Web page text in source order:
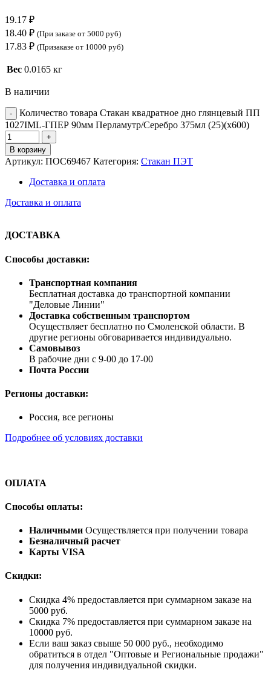
19.17 ₽
18.40 ₽ (При заказе от 5000 руб)
17.83 ₽ (Призаказе от 10000 руб)
Вес 0.0165 кг
В наличии
Количество товара Стакан квадратное дно глянцевый ПП
1027IML-ГПЕР 90мм Перламутр/Серебро 375мл (25)(х600)
В корзину
Артикул: ПОС69467 Категория: Стакан ПЭТ
Доставка и оплата
Доставка и оплата
ДОСТАВКА
Способы доставки:
Транспортная компания
Бесплатная доставка до транспортной компании
"Деловые Линии"
Доставка собственным транспортом
Осуществляет бесплатно по Смоленской области. В
другие регионы обговаривается индивидуально.
Самовывоз
В рабочие дни с 9-00 до 17-00
Почта России
Регионы доставки:
Россия, все регионы
Подробнее об условиях доставки
ОПЛАТА
Способы оплаты:
Наличными Осуществляется при получении товара
Безналичный расчет
Карты VISA
Скидки:
Скидка 4% предоставляется при суммарном заказе на
5000 руб.
Скидка 7% предоставляется при суммарном заказе на
10000 руб.
Если ваш заказ свыше 50 000 руб., необходимо
обратиться в отдел "Оптовые и Региональные продажи"
для получения индивидуальной скидки.